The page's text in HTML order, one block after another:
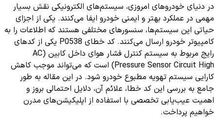
در دنیای خودروهای امروزی، سیستم‌های الکترونیکی نقش بسیار
مهمی در عملکرد بهتر و ایمنی خودرو ایفا می‌کنند. یکی از اجزای
حیاتی این سیستم‌ها، سنسورهای مختلفی هستند که اطلاعات را به
کامپیوتر خودرو ارسال می‌کنند. کد خطای P0538 یکی از کدهای
رایج مربوط به سیستم کنترل فشار هوای داخل کابین (AC
Pressure Sensor Circuit High) است که می‌تواند موجب کاهش
کارایی سیستم تهویه مطبوع خودرو شود. در این مقاله به طور
جامع به بررسی این کد خطا، علائم آن، دلایل احتمالی بروز و
اهمیت عیب‌یابی تخصصی با استفاده از اپلیکیشن‌های مدرن
خواهیم پرداخت.